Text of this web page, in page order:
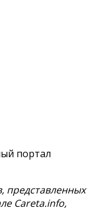
портал
представленных
Careta.info,